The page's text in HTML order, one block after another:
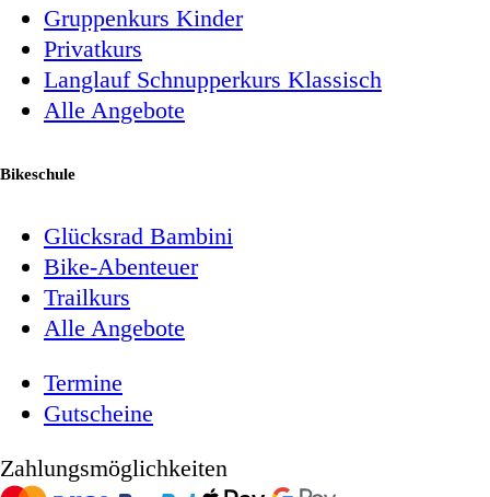
Gruppenkurs Kinder
Privatkurs
Langlauf Schnupperkurs Klassisch
Alle Angebote
Bikeschule
Glücksrad Bambini
Bike-Abenteuer
Trailkurs
Alle Angebote
Termine
Gutscheine
Zahlungsmöglichkeiten